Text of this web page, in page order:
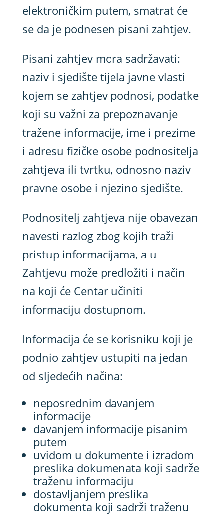
elektroničkim putem, smatrat će
se da je podnesen pisani zahtjev.
Pisani zahtjev mora sadržavati:
naziv i sjedište tijela javne vlasti
kojem se zahtjev podnosi, podatke
koji su važni za prepoznavanje
tražene informacije, ime i prezime
i adresu fizičke osobe podnositelja
zahtjeva ili tvrtku, odnosno naziv
pravne osobe i njezino sjedište.
Podnositelj zahtjeva nije obavezan
navesti razlog zbog kojih traži
pristup informacijama, a u
Zahtjevu može predložiti i način
na koji će Centar učiniti
informaciju dostupnom.
Informacija će se korisniku koji je
podnio zahtjev ustupiti na jedan
od sljedećih načina:
neposrednim davanjem
informacije
davanjem informacije pisanim
putem
uvidom u dokumente i izradom
preslika dokumenata koji sadrže
traženu informaciju
dostavljanjem preslika
dokumenta koji sadrži traženu